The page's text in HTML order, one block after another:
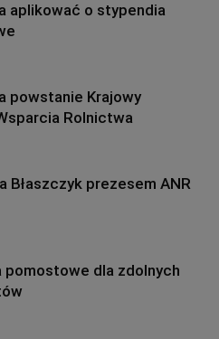
aplikować o stypendia
powstanie Krajowy
Rolnictwa
Błaszczyk prezesem ANR
pomostowe dla zdolnych